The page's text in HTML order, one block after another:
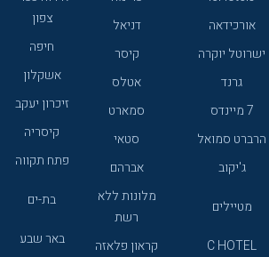
אורכידאה
דניאל
ישרוטל יוקרה
קיסר
גרנד
אטלס
7 מיינדס
סמארט
הרברט סמואל
סטאי
ג'יקוב
אברהם
מטיילים
מלונות ללא
רשת
C HOTEL
קראון פלאזה
צפון
חיפה
אשקלון
זיכרון יעקב
קיסריה
פתח תקווה
בת-ים
באר שבע